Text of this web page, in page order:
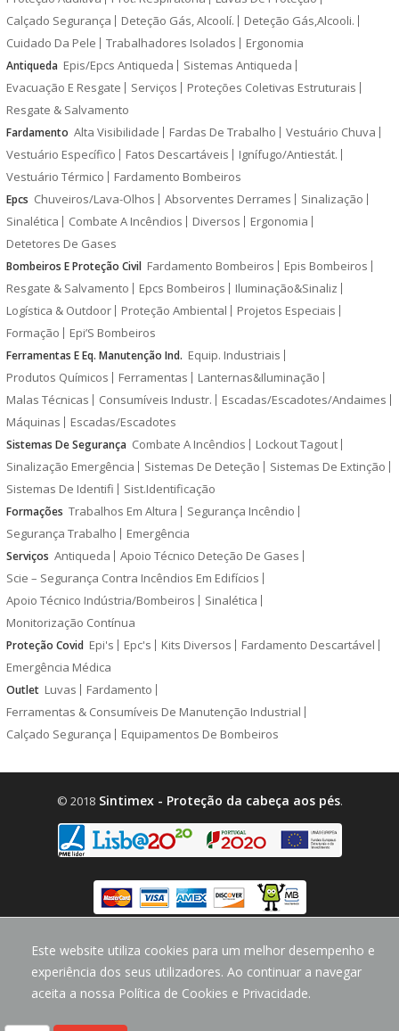
Este website utiliza cookies para um melhor desempenho e
experiência dos seus utilizadores. Ao continuar a navegar
aceita a nossa Política de Cookies e Privacidade.
Calçado Segurança
Deteção Gás, Alcoolí.
Deteção Gás,Alcooli.
Cuidado Da Pele
Trabalhadores Isolados Ergonomia
Antiqueda Epis/Epcs Antiqueda
Sistemas Antiqueda
Evacuação E Resgate
Serviços
Proteções Coletivas Estruturais
Resgate & Salvamento
Fardamento Alta Visibilidade Fardas De Trabalho
Vestuário Chuva
Vestuário Específico
Fatos Descartáveis
Ignífugo/Antiestát.
Vestuário Térmico
Fardamento Bombeiros
Epcs Chuveiros/Lava-Olhos Absorventes Derrames
Sinalização
Sinalética
Combate A Incêndios Diversos
Ergonomia
Detetores De Gases
Bombeiros E Proteção Civil Fardamento Bombeiros
Epis Bombeiros
Resgate & Salvamento
Epcs Bombeiros
Iluminação&Sinaliz
Logística & Outdoor
Proteção Ambiental
Projetos Especiais
Formação
Epi’S Bombeiros
Ferramentas E Eq. Manutenção Ind. Equip. Industriais
Produtos Químicos
Ferramentas
Lanternas&Iluminação
Malas Técnicas
Consumíveis Industr.
Escadas/Escadotes/Andaimes
Máquinas
Escadas/Escadotes
Sistemas De Segurança Combate A Incêndios
Lockout Tagout
Sinalização Emergência
Sistemas De Deteção
Sistemas De Extinção
Sistemas De Identifi
Sist.Identificação
Formações Trabalhos Em Altura
Segurança Incêndio
Segurança Trabalho
Emergência
Serviços Antiqueda
Apoio Técnico Deteção De Gases
Scie – Segurança Contra Incêndios Em Edifícios
Apoio Técnico Indústria/Bombeiros
Sinalética
Monitorização Contínua
Proteção Covid Epi's Epc's Kits Diversos
Fardamento Descartável
Emergência Médica
Outlet Luvas
Fardamento
Ferramentas & Consumíveis De Manutenção Industrial
Calçado Segurança
Equipamentos De Bombeiros
© 2018Sintimex - Proteção da cabeça aos pés.
design byCodeMind.PT
Parceiro Digital desde 2018 Top 5% PME